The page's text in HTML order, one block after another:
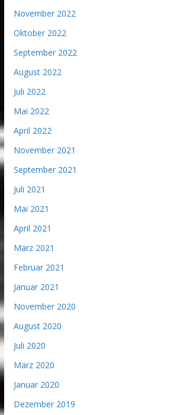
November 2022
Oktober 2022
September 2022
August 2022
Juli 2022
Mai 2022
April 2022
November 2021
September 2021
Juli 2021
Mai 2021
April 2021
März 2021
Februar 2021
Januar 2021
November 2020
August 2020
Juli 2020
März 2020
Januar 2020
Dezember 2019